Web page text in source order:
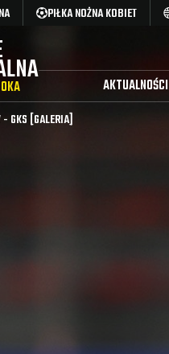
PIŁKA NOŻNA KOBIET
AKTUALNOŚCI
GKS [GALERIA]